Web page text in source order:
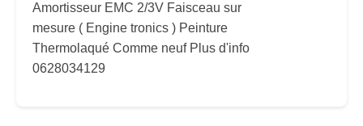
Amortisseur EMC 2/3V Faisceau sur
mesure ( Engine tronics ) Peinture
Thermolaqué Comme neuf Plus d'info
0628034129